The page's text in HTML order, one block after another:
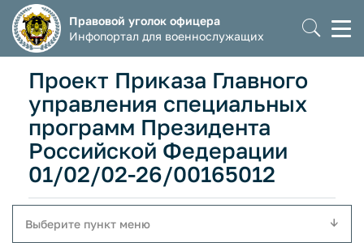
Правовой уголок офицера
Инфопортал для военнослужащих
Проект Приказа Главного
управления специальных
программ Президента
Российской Федерации
01/02/02-26/00165012
Выберите пункт меню